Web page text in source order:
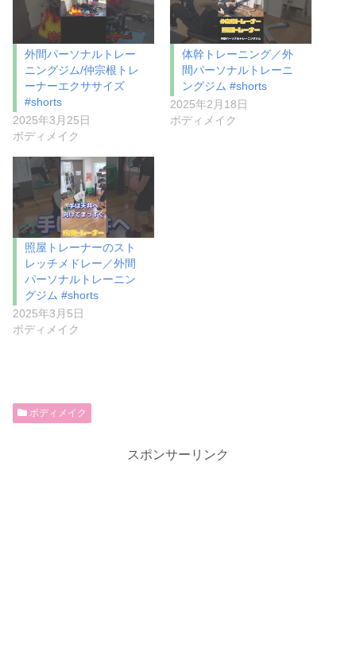
外間パーソナルトレー
ニングジム/仲宗根トレ
ーナーエクササイズ
#shorts
2025年3月25日
ボディメイク
体幹トレーニング／外
間パーソナルトレーニ
ングジム #shorts
2025年2月18日
ボディメイク
照屋トレーナーのスト
レッチメドレー／外間
パーソナルトレーニン
グジム #shorts
2025年3月5日
ボディメイク
ボディメイク
スポンサーリンク